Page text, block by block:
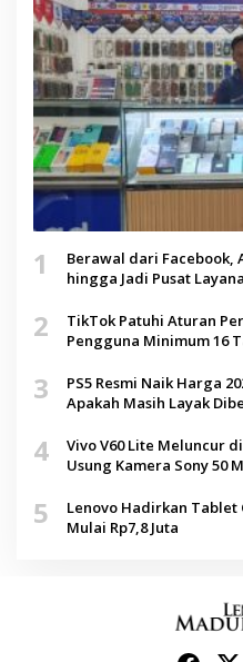
1
Berawal dari Facebook,
hingga Jadi Pusat
2
TikTok Patuhi Aturan
Pengguna Minimum 16
3
PS5 Resmi Naik Harga
Apakah Masih Layak
4
Vivo V60 Lite Meluncur
Usung Kamera Sony 50
5
Lenovo Hadirkan
Mulai Rp7,8 Juta